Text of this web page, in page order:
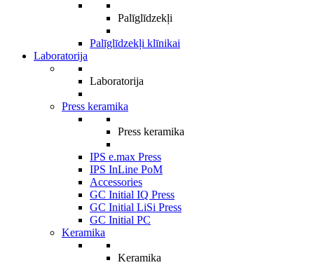
Palīglīdzekļi
Palīglīdzekļi klīnikai
Laboratorija
Laboratorija
Press keramika
Press keramika
IPS e.max Press
IPS InLine PoM
Accessories
GC Initial IQ Press
GC Initial LiSi Press
GC Initial PC
Keramika
Keramika